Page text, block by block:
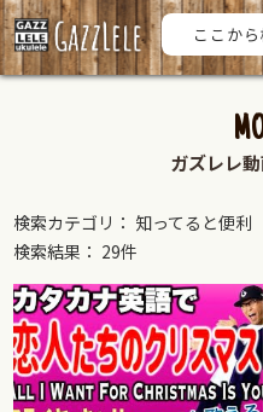
ガズレレ
検索カテゴリ： 知ってると便利
検索結果： 29件